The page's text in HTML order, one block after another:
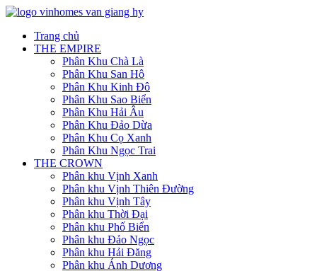
Trang chủ
THE EMPIRE
Phân Khu Chà Là
Phân Khu San Hô
Phân Khu Kinh Đô
Phân Khu Sao Biển
Phân Khu Hải Âu
Phân Khu Đảo Dừa
Phân Khu Cọ Xanh
Phân Khu Ngọc Trai
THE CROWN
Phân khu Vịnh Xanh
Phân khu Vịnh Thiên Đường
Phân khu Vịnh Tây
Phân khu Thời Đại
Phân khu Phố Biển
Phân khu Đảo Ngọc
Phân khu Hải Đăng
Phân khu Ánh Dương